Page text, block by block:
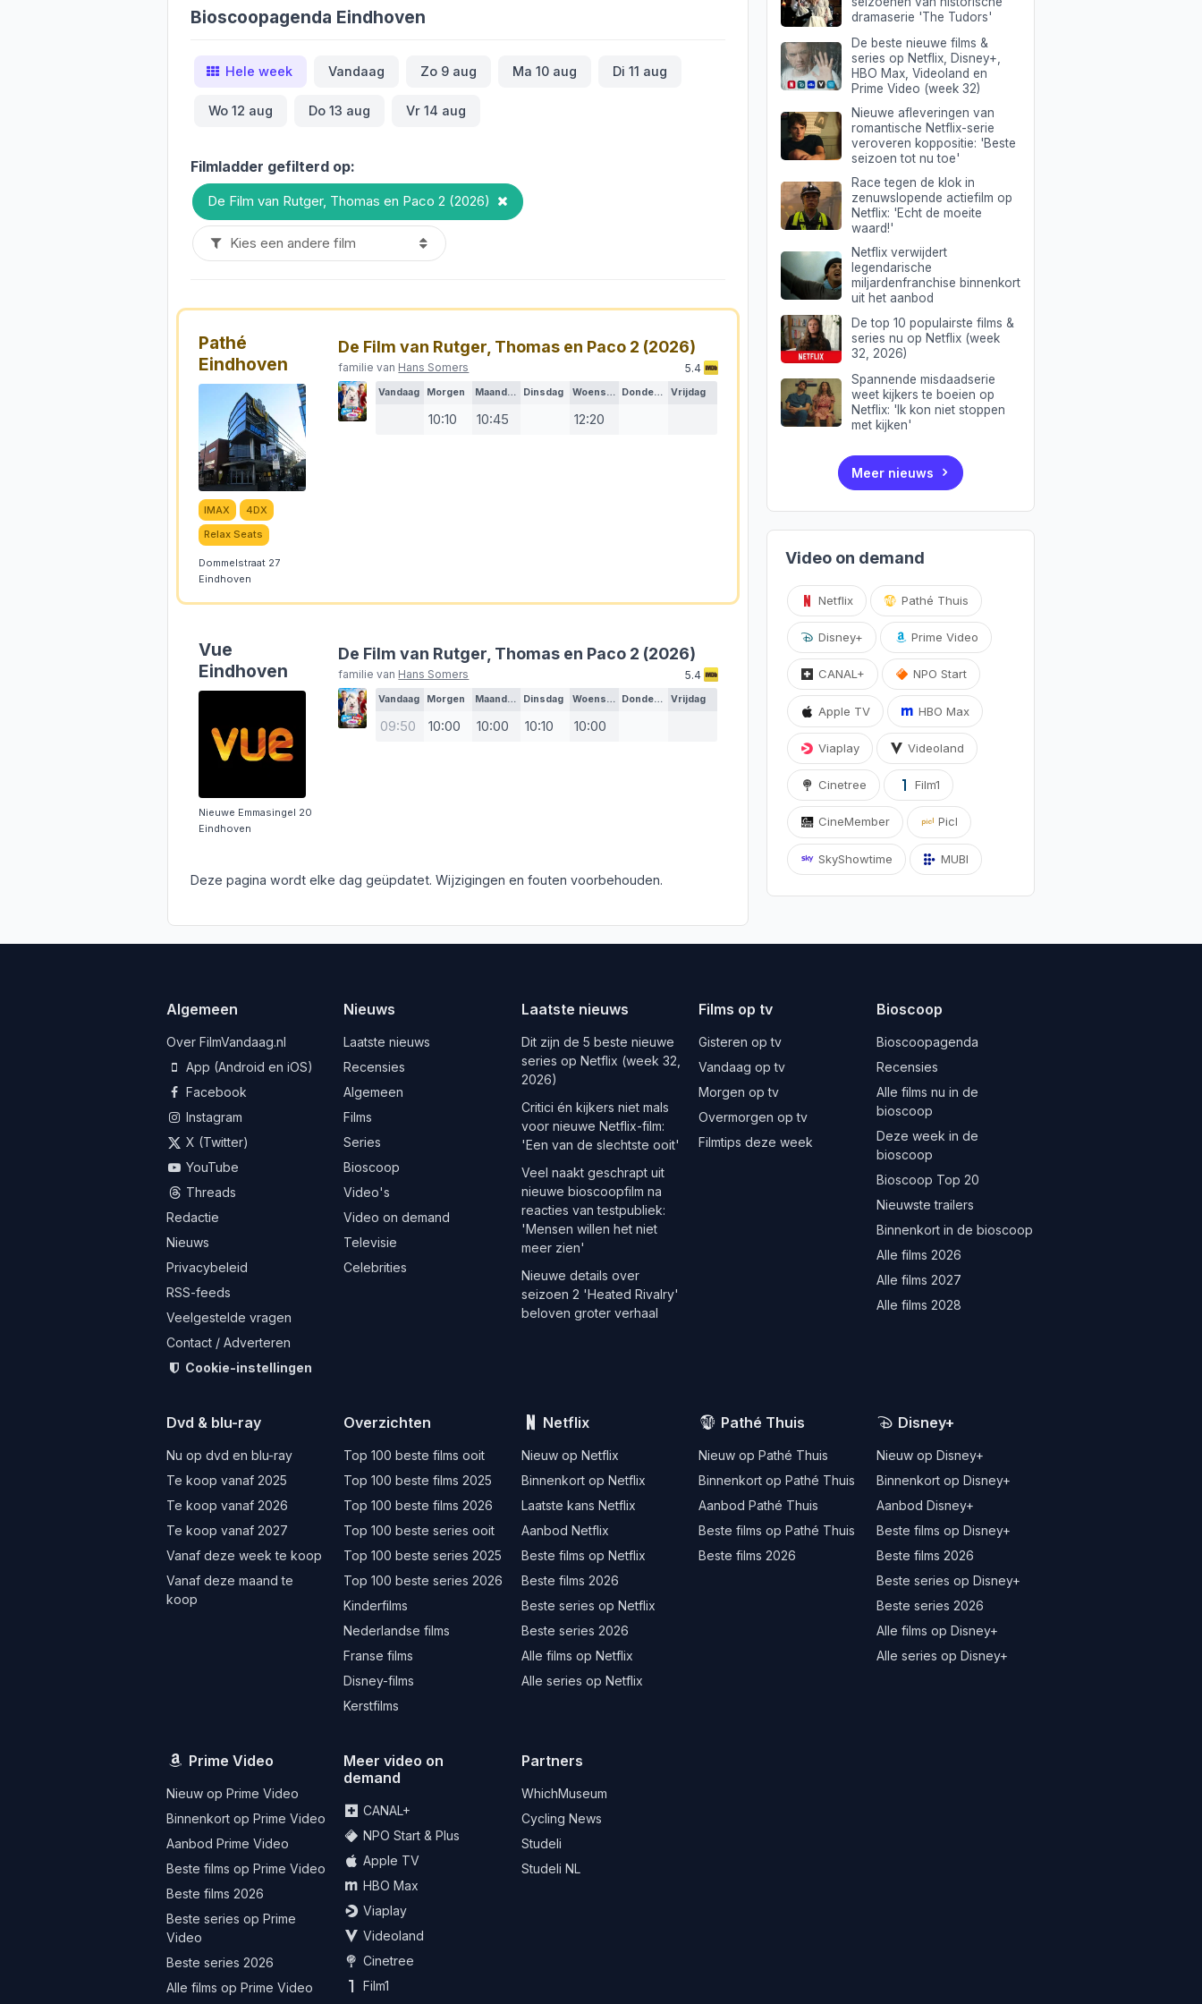
Bioscoopagenda Eindhoven
Hele week Vandaag Zo 9 aug Ma 10 aug Di 11 aug
Wo 12 aug Do 13 aug Vr 14 aug
Filmladder gefilterd op:
De Film van Rutger, Thomas en Paco 2 (2026)
Pathé
Eindhoven
IMAX
4DX
Relax Seats
Dommelstraat 27
Eindhoven
De Film van Rutger, Thomas en Paco 2 (2026)
familie van Hans Somers 5.4
Vandaag Morgen Maandag Dinsdag Woensdag Donderdag Vrijdag
10:10 10:45 12:20
Vue
Eindhoven
Nieuwe Emmasingel 20
Eindhoven
De Film van Rutger, Thomas en Paco 2 (2026)
familie van Hans Somers 5.4
Vandaag Morgen Maandag Dinsdag Woensdag Donderdag Vrijdag
09:50 10:00 10:00 10:10 10:00
Deze pagina wordt elke dag geüpdatet. Wijzigingen en fouten voorbehouden.
dramaserie 'The Tudors'
De beste nieuwe films &
series op Netflix, Disney+,
HBO Max, Videoland en
Prime Video (week 32)
Nieuwe afleveringen van
romantische Netflix-serie
veroveren koppositie: 'Beste
seizoen tot nu toe'
Race tegen de klok in
zenuwslopende actiefilm op
Netflix: 'Echt de moeite
waard!'
Netflix verwijdert
legendarische
miljardenfranchise binnenkort
uit het aanbod
De top 10 populairste films &
series nu op Netflix (week
32, 2026)
Spannende misdaadserie
weet kijkers te boeien op
Netflix: 'Ik kon niet stoppen
met kijken'
Meer nieuws
Video on demand
Netflix Pathé Thuis
Disney+ Prime Video
CANAL+ NPO Start
Apple TV HBO Max
Viaplay Videoland
Cinetree Film1
CineMember Picl
SkyShowtime MUBI
Algemeen
Over FilmVandaag.nl
App (Android en iOS)
Facebook
Instagram
X (Twitter)
YouTube
Threads
Redactie
Nieuws
Privacybeleid
RSS-feeds
Veelgestelde vragen
Contact / Adverteren
Cookie-instellingen
Nieuws
Laatste nieuws
Recensies
Algemeen
Films
Series
Bioscoop
Video's
Video on demand
Televisie
Celebrities
Laatste nieuws
Dit zijn de 5 beste nieuwe
series op Netflix (week 32,
2026)
Critici én kijkers niet mals
voor nieuwe Netflix-film:
'Een van de slechtste ooit'
Veel naakt geschrapt uit
nieuwe bioscoopfilm na
reacties van testpubliek:
'Mensen willen het niet
meer zien'
Nieuwe details over
seizoen 2 'Heated Rivalry'
beloven groter verhaal
Films op tv
Gisteren op tv
Vandaag op tv
Morgen op tv
Overmorgen op tv
Filmtips deze week
Bioscoop
Bioscoopagenda
Recensies
Alle films nu in de
bioscoop
Deze week in de
bioscoop
Bioscoop Top 20
Nieuwste trailers
Binnenkort in de bioscoop
Alle films 2026
Alle films 2027
Alle films 2028
Dvd & blu-ray
Nu op dvd en blu-ray
Te koop vanaf 2025
Te koop vanaf 2026
Te koop vanaf 2027
Vanaf deze week te koop
Vanaf deze maand te
koop
Overzichten
Top 100 beste films ooit
Top 100 beste films 2025
Top 100 beste films 2026
Top 100 beste series ooit
Top 100 beste series 2025
Top 100 beste series 2026
Kinderfilms
Nederlandse films
Franse films
Disney-films
Kerstfilms
Netflix
Nieuw op Netflix
Binnenkort op Netflix
Laatste kans Netflix
Aanbod Netflix
Beste films op Netflix
Beste films 2026
Beste series op Netflix
Beste series 2026
Alle films op Netflix
Alle series op Netflix
Pathé Thuis
Nieuw op Pathé Thuis
Binnenkort op Pathé Thuis
Aanbod Pathé Thuis
Beste films op Pathé Thuis
Beste films 2026
Disney+
Nieuw op Disney+
Binnenkort op Disney+
Aanbod Disney+
Beste films op Disney+
Beste films 2026
Beste series op Disney+
Beste series 2026
Alle films op Disney+
Alle series op Disney+
Prime Video
Nieuw op Prime Video
Binnenkort op Prime Video
Aanbod Prime Video
Beste films op Prime Video
Beste films 2026
Beste series op Prime
Video
Beste series 2026
Alle films op Prime Video
Meer video on
demand
CANAL+
NPO Start & Plus
Apple TV
HBO Max
Viaplay
Videoland
Cinetree
Film1
Partners
WhichMuseum
Cycling News
Studeli
Studeli NL